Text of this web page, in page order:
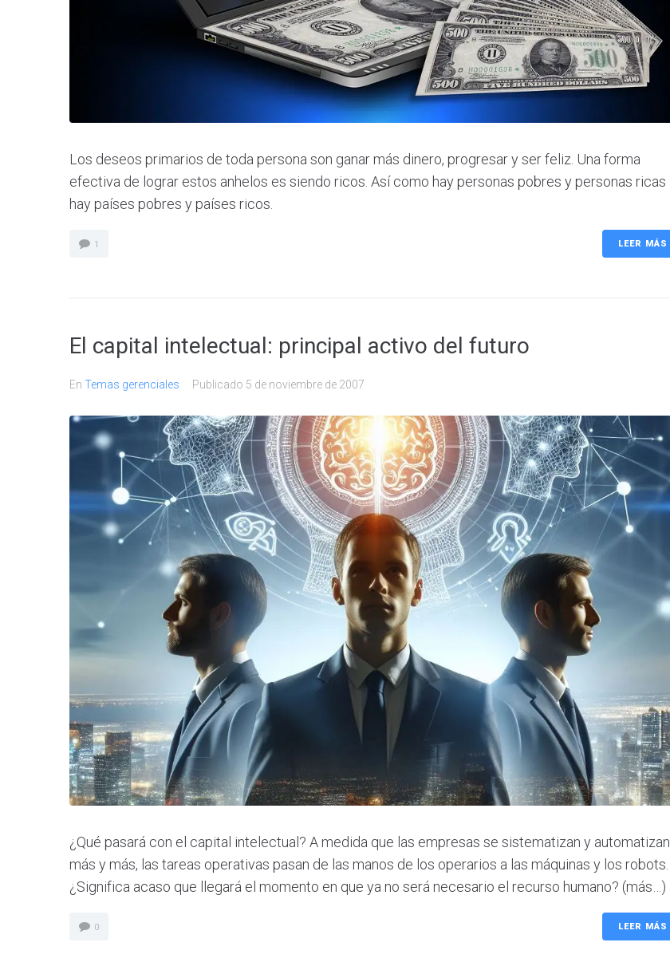
Los deseos primarios de toda persona son ganar más dinero, progresar y ser feliz. Una forma
efectiva de lograr estos anhelos es siendo ricos. Así como hay personas pobres y personas ricas
hay países pobres y países ricos.
1 LEER MÁS
El capital intelectual: principal activo del futuro
En Temas gerenciales Publicado 5 de noviembre de 2007
¿Qué pasará con el capital intelectual? A medida que las empresas se sistematizan y automatizan
más y más, las tareas operativas pasan de las manos de los operarios a las máquinas y los robots.
¿Significa acaso que llegará el momento en que ya no será necesario el recurso humano? (más…)
0 LEER MÁS